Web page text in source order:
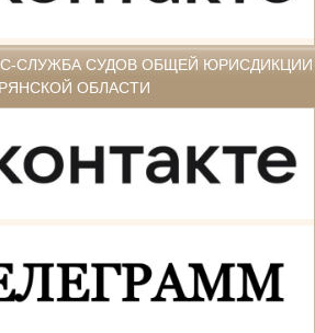
СЛУЖБА СУДОВ ОБЩЕЙ ЮРИСДИКЦИИ
ОБЛАСТИ